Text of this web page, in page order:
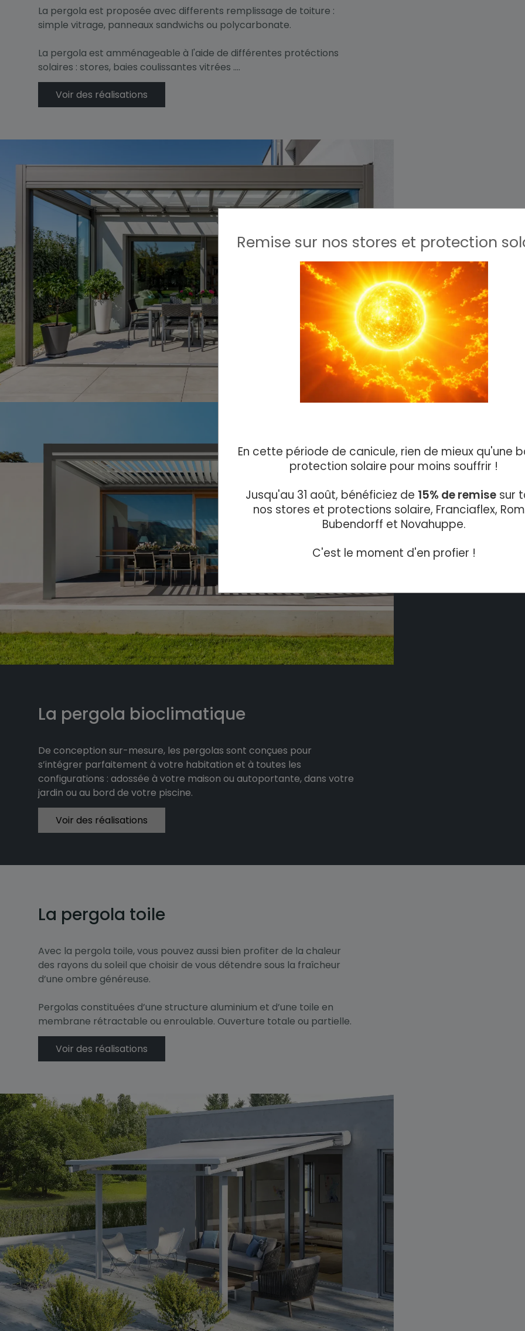
La pergola est proposée avec differents remplissage de toiture :
simple vitrage, panneaux sandwichs ou polycarbonate.
La pergola est amménageable à l'aide de différentes protéctions
solaires : stores, baies coulissantes vitrées ....
Voir des réalisations
La pergola bioclimatique
De conception sur-mesure, les pergolas sont conçues pour
s’intégrer parfaitement à votre habitation et à toutes les
configurations : adossée à votre maison ou autoportante, dans votre
jardin ou au bord de votre piscine.
Voir des réalisations
La pergola toile
Avec la pergola toile, vous pouvez aussi bien profiter de la chaleur
des rayons du soleil que choisir de vous détendre sous la fraîcheur
d’une ombre généreuse.
Pergolas constituées d’une structure aluminium et d’une toile en
membrane rétractable ou enroulable. Ouverture totale ou partielle.
Voir des réalisations
Remise sur nos stores et protection
En cette période de canicule, rien de mieux qu'une
protection solaire pour moins souffrir !
Jusqu'au 31 août, bénéficiez de 15% de remisesur
nos stores et protections solaire, Franciaflex,
Bubendorff et Novahuppe.
C'est le moment d'en profier !